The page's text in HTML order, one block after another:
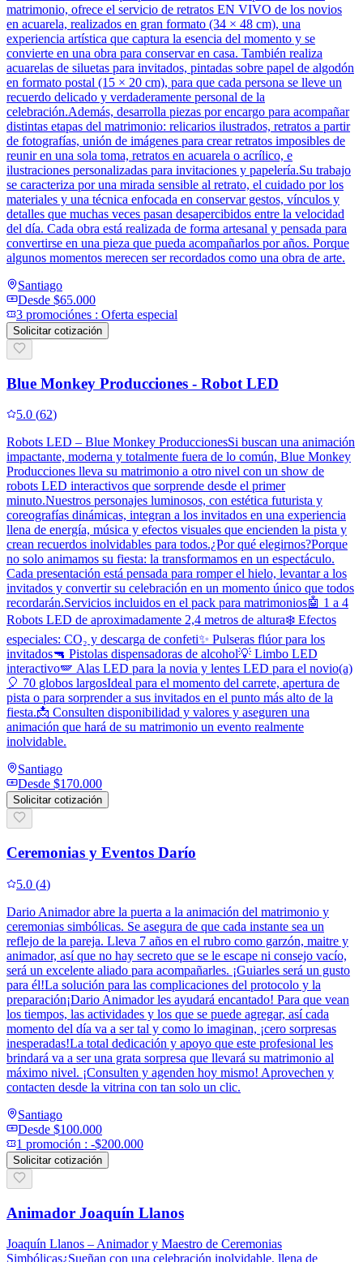
matrimonio, ofrece el servicio de retratos EN VIVO de los novios
en acuarela, realizados en gran formato (34 × 48 cm), una
experiencia artística que captura la esencia del momento y se
convierte en una obra para conservar en casa. También realiza
acuarelas de siluetas para invitados, pintadas sobre papel de algodón
en formato postal (15 × 20 cm), para que cada persona se lleve un
recuerdo delicado y verdaderamente personal de la
celebración.Además, desarrolla piezas por encargo para acompañar
distintas etapas del matrimonio: relicarios ilustrados, retratos a partir
de fotografías, unión de imágenes para crear retratos imposibles de
reunir en una sola toma, retratos en acuarela o acrílico, e
ilustraciones personalizadas para invitaciones y papelería.Su trabajo
se caracteriza por una mirada sensible al retrato, el cuidado por los
materiales y una técnica enfocada en conservar gestos, vínculos y
detalles que muchas veces pasan desapercibidos entre la velocidad
del día. Cada obra está realizada de forma artesanal y pensada para
convertirse en una pieza que pueda acompañarlos por años. Porque
algunos momentos merecen ser recordados como una obra de arte.
Santiago
Desde $65.000
3 promociónes : Oferta especial
Solicitar cotización
Blue Monkey Producciones - Robot LED
5.0 (62)
Robots LED – Blue Monkey ProduccionesSi buscan una animación
impactante, moderna y totalmente fuera de lo común, Blue Monkey
Producciones lleva su matrimonio a otro nivel con un show de
robots LED interactivos que sorprende desde el primer
minuto.Nuestros personajes luminosos, con estética futurista y
coreografías dinámicas, integran a los invitados en una experiencia
llena de energía, música y efectos visuales que encienden la pista y
crean recuerdos inolvidables para todos.¿Por qué elegirnos?Porque
no solo animamos su fiesta: la transformamos en un espectáculo.
Cada presentación está pensada para romper el hielo, levantar a los
invitados y convertir su celebración en un momento único que todos
recordarán.Servicios incluidos en el pack para matrimonios🤖 1 a 4
Robots LED de aproximadamente 2,4 metros de altura❄️ Efectos
especiales: CO₂ y descarga de confeti✨ Pulseras flúor para los
invitados🔫 Pistolas dispensadoras de alcohol💡 Limbo LED
interactivo🪽 Alas LED para la novia y lentes LED para el novio(a)
🎈 70 globos largosIdeal para el momento del carrete, apertura de
pista o para sorprender a sus invitados en el punto más alto de la
fiesta.📩 Consulten disponibilidad y valores y aseguren una
animación que hará de su matrimonio un evento realmente
inolvidable.
Santiago
Desde $170.000
Solicitar cotización
Ceremonias y Eventos Darío
5.0 (4)
Dario Animador abre la puerta a la animación del matrimonio y
ceremonias simbólicas. Se asegura de que cada instante sea un
reflejo de la pareja. Lleva 7 años en el rubro como garzón, maitre y
animador, así que no hay secreto que se le escape ni consejo vacío,
será un excelente aliado para acompañarles. ¡Guiarles será un gusto
para él!La solución para las complicaciones del protocolo y la
preparación¡Dario Animador les ayudará encantado! Para que vean
los tiempos, las actividades y los que se puede agregar, así cada
momento del día va a ser tal y como lo imaginan, ¡cero sorpresas
inesperadas!La total dedicación y apoyo que este profesional les
brindará va a ser una grata sorpresa que llevará su matrimonio al
máximo nivel. ¡Consulten y agenden hoy mismo! Aprovechen y
contacten desde la vitrina con tan solo un clic.
Santiago
Desde $100.000
1 promoción : -$200.000
Solicitar cotización
Animador Joaquín Llanos
Joaquín Llanos – Animador y Maestro de Ceremonias
Simbólicas¿Sueñan con una celebración inolvidable, llena de